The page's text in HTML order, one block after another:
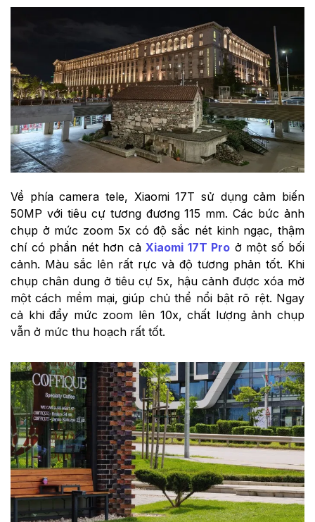
Về phía camera tele, Xiaomi 17T sử dụng cảm biến
50MP với tiêu cự tương đương 115 mm. Các bức ảnh
chụp ở mức zoom 5x có độ sắc nét kinh ngạc, thậm
chí có phần nét hơn cả Xiaomi 17T Pro ở một số bối
cảnh. Màu sắc lên rất rực và độ tương phản tốt. Khi
chụp chân dung ở tiêu cự 5x, hậu cảnh được xóa mờ
một cách mềm mại, giúp chủ thể nổi bật rõ rệt. Ngay
cả khi đẩy mức zoom lên 10x, chất lượng ảnh chụp
vẫn ở mức thu hoạch rất tốt.